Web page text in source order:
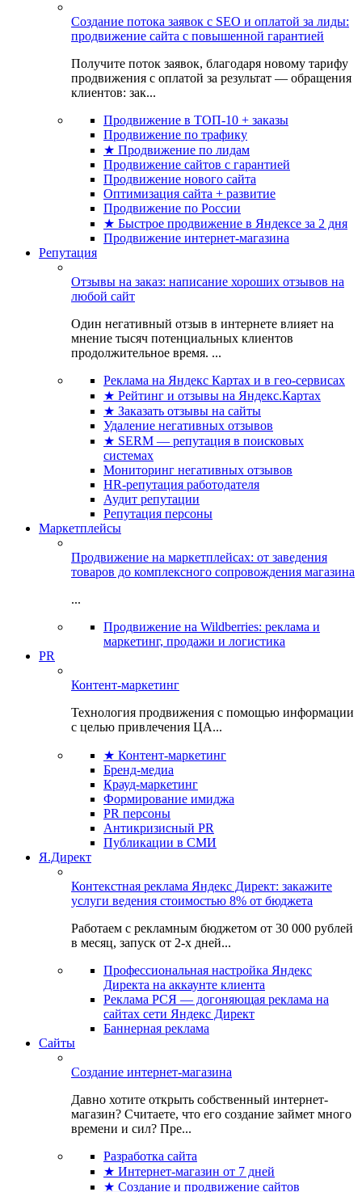
Создание потока заявок с SEO и оплатой за лиды:
продвижение сайта с повышенной гарантией
Получите поток заявок, благодаря новому тарифу
продвижения с оплатой за результат — обращения
клиентов: зак...
Продвижение в ТОП-10 + заказы
Продвижение по трафику
★ Продвижение по лидам
Продвижение сайтов с гарантией
Продвижение нового сайта
Оптимизация сайта + развитие
Продвижение по России
★ Быстрое продвижение в Яндексе за 2 дня
Продвижение интернет-магазина
Репутация
Отзывы на заказ: написание хороших отзывов на
любой сайт
Один негативный отзыв в интернете влияет на
мнение тысяч потенциальных клиентов
продолжительное время. ...
Реклама на Яндекс Картах и в гео-сервисах
★ Рейтинг и отзывы на Яндекс.Картах
★ Заказать отзывы на сайты
Удаление негативных отзывов
★ SERM — репутация в поисковых
системах
Мониторинг негативных отзывов
HR-репутация работодателя
Аудит репутации
Репутация персоны
Маркетплейсы
Продвижение на маркетплейсах: от заведения
товаров до комплексного сопровождения магазина
...
Продвижение на Wildberries: реклама и
маркетинг, продажи и логистика
PR
Контент-маркетинг
Технология продвижения с помощью информации
с целью привлечения ЦА...
★ Контент-маркетинг
Бренд-медиа
Крауд-маркетинг
Формирование имиджа
PR персоны
Антикризисный PR
Публикации в СМИ
Я.Директ
Контекстная реклама Яндекс Директ: закажите
услуги ведения стоимостью 8% от бюджета
Работаем с рекламным бюджетом от 30 000 рублей
в месяц, запуск от 2-х дней...
Профессиональная настройка Яндекс
Директа на аккаунте клиента
Реклама РСЯ — догоняющая реклама на
сайтах сети Яндекс Директ
Баннерная реклама
Сайты
Создание интернет-магазина
Давно хотите открыть собственный интернет-
магазин? Считаете, что его создание займет много
времени и сил? Пре...
Разработка сайта
★ Интернет-магазин от 7 дней
★ Создание и продвижение сайтов